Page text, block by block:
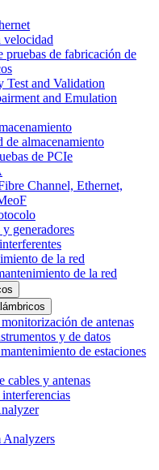
velocidad
pruebas de fabricación de
Test and Validation
and Emulation
de almacenamiento
de PCIe
Channel, Ethernet,
generadores
de la red
de la red
de antenas
y de datos
de estaciones
cables y antenas
Analyzers